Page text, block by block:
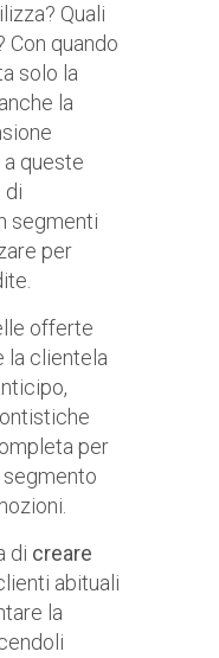
Quali
Con quando
solo la
la
queste
di
segmenti
per
offerte
la clientela
per
di creare
abituali
la